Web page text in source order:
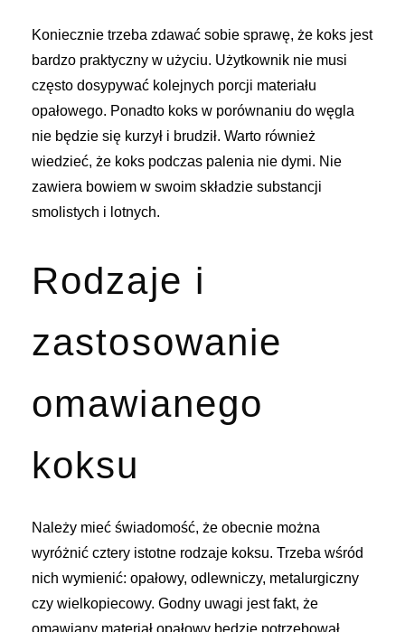
Koniecznie trzeba zdawać sobie sprawę, że koks jest
bardzo praktyczny w użyciu. Użytkownik nie musi
często dosypywać kolejnych porcji materiału
opałowego. Ponadto koks w porównaniu do węgla
nie będzie się kurzył i brudził. Warto również
wiedzieć, że koks podczas palenia nie dymi. Nie
zawiera bowiem w swoim składzie substancji
smolistych i lotnych.
Rodzaje i
zastosowanie
omawianego
koksu
Należy mieć świadomość, że obecnie można
wyróżnić cztery istotne rodzaje koksu. Trzeba wśród
nich wymienić: opałowy, odlewniczy, metalurgiczny
czy wielkopiecowy. Godny uwagi jest fakt, że
omawiany materiał opałowy będzie potrzebował